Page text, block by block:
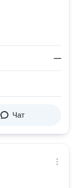
—
Чат